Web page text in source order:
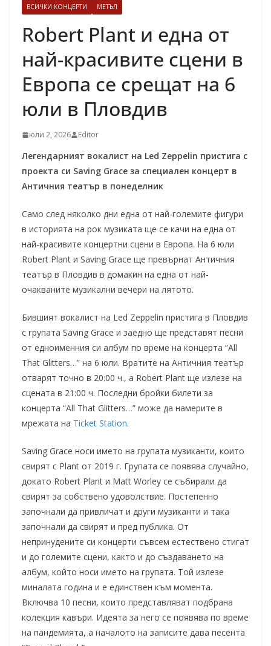
ВСИЧКИ КОНЦЕРТИ МЕТЪЛ
Robert Plant и една от
най-красивите сцени в
Европа се срещат на 6
юли в Пловдив
юли 2, 2026 Editor
Легендарният вокалист на Led Zeppelin пристига с
проекта си Saving Grace за специален концерт в
Античния театър в понеделник
Само след няколко дни една от най-големите фигури
в историята на рок музиката ще се качи на една от
най-красивите концертни сцени в Европа. На 6 юли
Robert Plant и Saving Grace ще превърнат Античния
театър в Пловдив в домакин на една от най-
очакваните музикални вечери на лятото.
Бившият вокалист на Led Zeppelin пристига в Пловдив
с групата Saving Grace и заедно ще представят песни
от едноименния си албум по време на концерта “All
That Glitters…” на 6 юли. Вратите на Античния театър
отварят точно в 20:00 ч., а Robert Plant ще излезе на
сцената в 21:00 ч. Последни бройки билети за
концерта “All That Glitters…” може да намерите в
мрежата на Ticket Station.
Saving Grace носи името на групата музиканти, които
свирят с Plant от 2019 г. Групата се появява случайно,
докато Robert Plant и Matt Worley се събирали да
свирят за собствено удоволствие. Постепенно
започнали да привличат и други музиканти и така
започнали да свирят и пред публика. От
непринудените си концерти съвсем естествено стигат
и до големите сцени, както и до създаването на
албум, който носи името на групата. Той излезе
миналата година и е единствен към момента.
Включва 10 песни, които представляват подбрана
колекция кавъри. Идеята за него се появява по време
на пандемията, а началото на записите дава песента